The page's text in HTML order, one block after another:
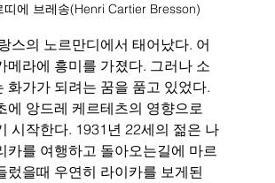
띠에 브레송(Henri Cartier Bresson)
스의 노르만디에서 태어났다. 어
메라에 흥미를 가졌다. 그러나 소
화가가 되려는 꿈을 품고 있었다.
에 앙드레 케르테츠의 영향으로
시작한다. 1931년 22세의 젊은 나
카를 여행하고 돌아오는길에 마르
렀을때 우연히 라이카를 보게된